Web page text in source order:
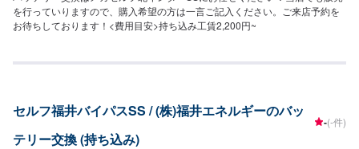
を行っていりますので、購入希望の方は一言ご記入ください。ご来店予約を
お待ちしております！<費用目安>持ち込み工賃2,200円~
セルフ福井バイパスSS / (株)福井エネルギーのバッ
テリー交換 (持ち込み)
-(-件)